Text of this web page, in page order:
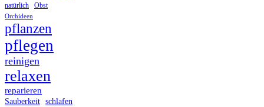
natürlich Obst
Orchideen
pflanzen
pflegen
reinigen
relaxen
reparieren
Sauberkeit schlafen